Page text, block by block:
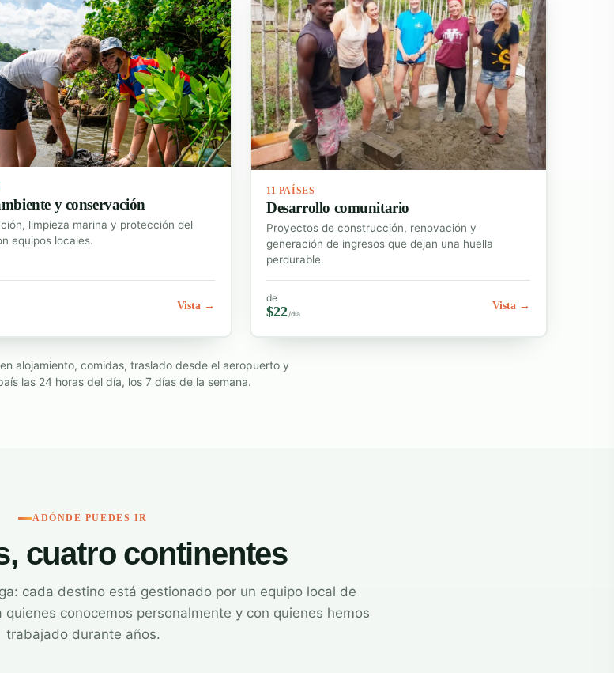
y conservación
limpieza marina y protección del
equipos locales.
Vista →
11 PAÍSES
Desarrollo comunitario
Proyectos de construcción, renovación y
generación de ingresos que dejan una huella
perdurable.
de
$22/día
Vista →
alojamiento, comidas, traslado desde el aeropuerto y
las 24 horas del día, los 7 días de la semana.
ADÓNDE PUEDES IR
cuatro continentes
cada destino está gestionado por un equipo local de
conocemos personalmente y con quienes hemos
trabajado durante años.